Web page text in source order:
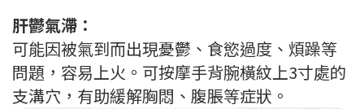
肝鬱氣滯：
可能因被氣到而出現憂鬱、食慾過度、煩躁等
問題，容易上火。可按摩手背腕橫紋上3寸處的
支溝穴，有助緩解胸悶、腹脹等症狀。